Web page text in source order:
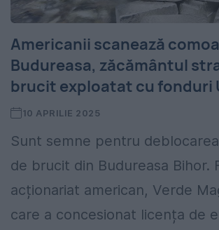
Americanii scanează
Budureasa, zăcământul
brucit exploatat cu fonduri
10 APRILIE 2025
Sunt semne pentru
de brucit din Budureasa Bihor.
acționariat american, Verde
care a concesionat licența de